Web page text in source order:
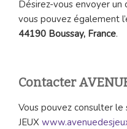
Désirez-vous envoyer un
vous pouvez également
44190 Boussay, France.
Contacter
Vous pouvez consulter le
JEUX